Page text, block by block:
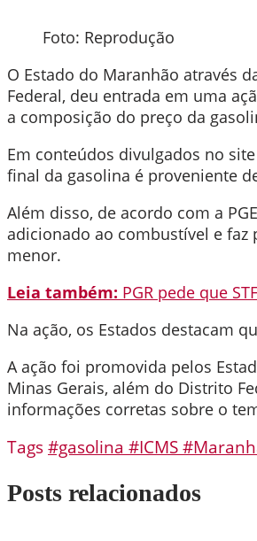
Foto: Reprodução
O Estado do Maranhão através
Federal, deu entrada em uma
a composição do preço da
Em conteúdos divulgados no
final da gasolina é proveniente
Além disso, de acordo com a
adicionado ao combustível e faz
menor.
Leia também: PGR pede que
Na ação, os Estados destacam
A ação foi promovida pelos
Minas Gerais, além do Distrito
informações corretas sobre o
Tags#gasolina #ICMS
Posts relacionados